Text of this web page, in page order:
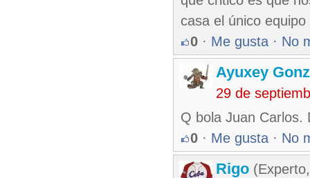
casa el único
0 · Me gusta · No
Ayuxey
29 de
Q bola Juan Carlos.
0 · Me gusta · No
Rigo